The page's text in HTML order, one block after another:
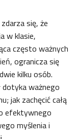
się, że
w klasie,
często ważnych
ogranicza się
kilku osób.
dotyka ważnego
jak zachęcić całą
efektywnego
myślenia i